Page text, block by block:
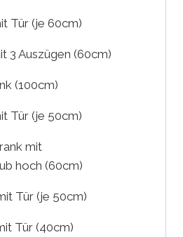
Tür (je 60cm)
3 Auszügen (60cm)
(100cm)
Tür (je 50cm)
mit
hoch (60cm)
Tür (je 50cm)
Tür (40cm)